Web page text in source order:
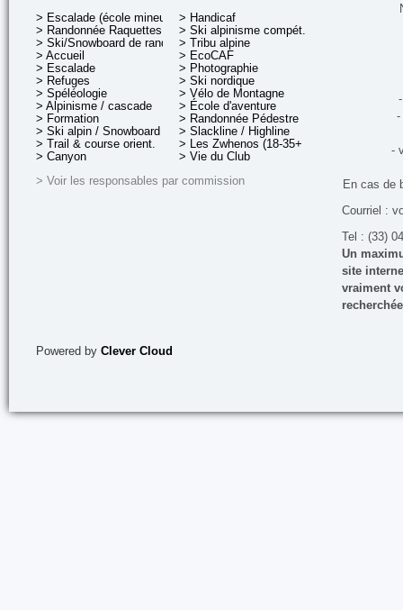
> Escalade (école mineurs)
> Randonnée Raquettes
> Ski/Snowboard de rando.
> Accueil
> Escalade
> Refuges
> Spéléologie
> Alpinisme / cascade
> Formation
> Ski alpin / Snowboard
> Trail & course orient.
> Canyon
> Handicaf
> Ski alpinisme compét.
> Tribu alpine
> EcoCAF
> Photographie
> Ski nordique
> Vélo de Montagne
> École d'aventure
> Randonnée Pédestre
> Slackline / Highline
> Les Zwhenos (18-35+ ans)
> Vie du Club
> Voir les responsables par commission
-
-
En cas de
Courriel :
Tel : (33)
Un
site
vraiment
Powered by Clever Cloud